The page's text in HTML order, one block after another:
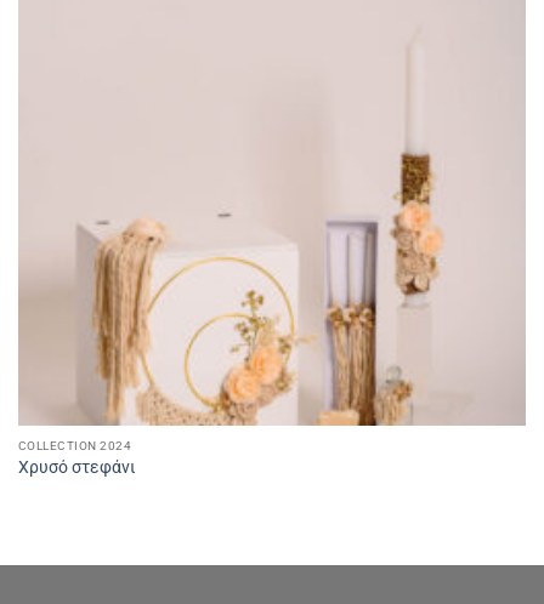
COLLECTION 2024
Χρυσό στεφάνι